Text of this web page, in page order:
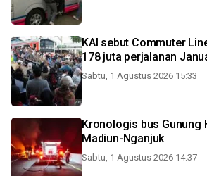
KAI sebut Commuter
178 juta perjalanan
Sabtu, 1 Agustus 2026 15:33
Kronologis bus Gunung
Madiun-Nganjuk
Sabtu, 1 Agustus 2026 14:37